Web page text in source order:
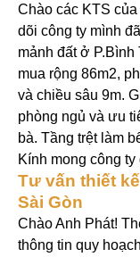
Chào các KTS của
dõi công ty mình
mảnh đất ở
mua rộng 86m2,
và chiều sâu 9m.
phòng ngủ và ưu
bà. Tầng trệt làm
Kính mong công
Tư vấn thiết
Sài Gòn
Chào Anh Phát!
thông tin quy